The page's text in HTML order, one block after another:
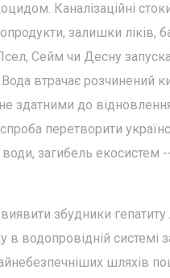
Каналізаційні
залишки ліків,
Сейм чи Десну
втрачає розчинений
здатними до
перетворити
води, загибель екосистем
збудники гепатиту
в водопровідній
шляхів